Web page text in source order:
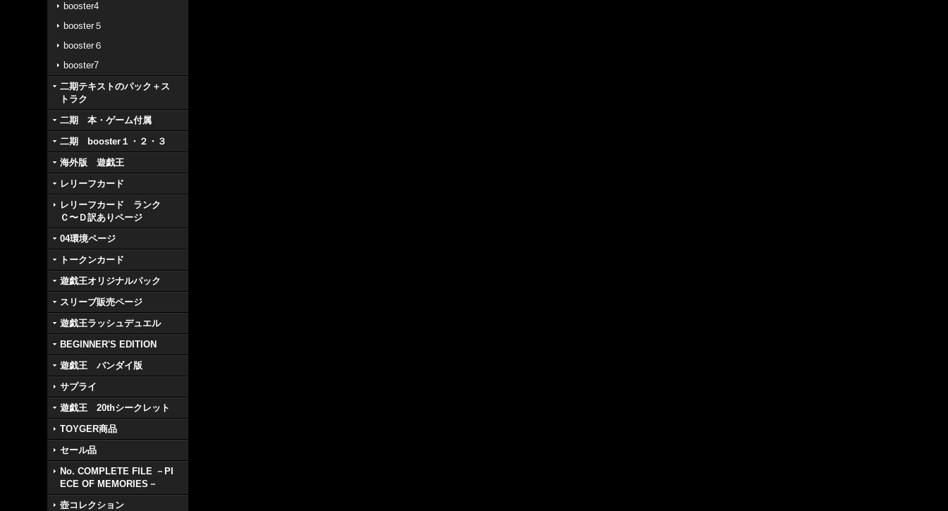
booster4
booster５
booster６
booster7
二期テキストのパック＋ス
トラク
二期 本・ゲーム付属
二期 booster１・２・３
海外版 遊戯王
レリーフカード
レリーフカード ランク
Ｃ〜Ｄ訳ありページ
04環境ページ
トークンカード
遊戯王オリジナルパック
スリーブ販売ページ
遊戯王ラッシュデュエル
BEGINNER'S EDITION
遊戯王 バンダイ版
サプライ
遊戯王 20thシークレット
TOYGER商品
セール品
No. COMPLETE FILE －PI
ECE OF MEMORIES－
壺コレクション